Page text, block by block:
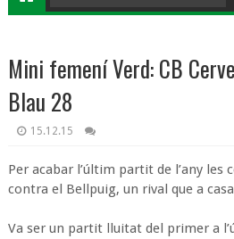
Mini femení Verd: CB
Blau 28
15.12.15
Per acabar l’últim partit de l’any les
contra el Bellpuig, un rival que a
Va ser un partit lluitat del primer a